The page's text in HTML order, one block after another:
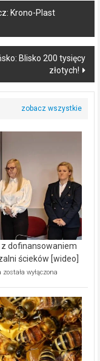
Krono-Plast
Blisko 200 tysięcy
złotych!
z dofinansowaniem
ścieków [wideo]
Ekologiczne
Wręczyca
Wielka
z
dofinansowaniem
ponad
15,6
mln
została wyłączona